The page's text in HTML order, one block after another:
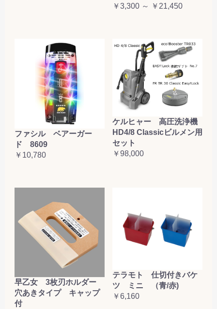
￥3,300 ～ ￥21,450
ファシル ベアーガー
ド 8609
￥10,780
ケルヒャー 高圧洗浄機
HD4/8 Classicビルメン用
セット
￥98,000
早乙女 3枚刃ホルダー
穴あきタイプ キャップ
付
テラモト 仕切付きバケ
ツ ミニ （青/赤)
￥6,160